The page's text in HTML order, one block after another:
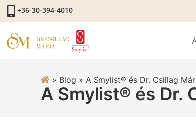
+36-30-394-4010
» Blog » A Smylist® és Dr. Csillag
A Smylist® és Dr.